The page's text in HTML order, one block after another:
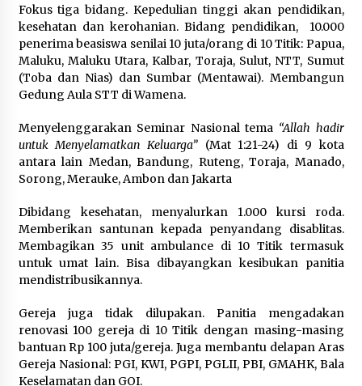
Fokus tiga bidang. Kepedulian tinggi akan pendidikan,
kesehatan dan kerohanian. Bidang pendidikan, 10.000
penerima beasiswa senilai 10 juta/orang di 10 Titik: Papua,
Maluku, Maluku Utara, Kalbar, Toraja, Sulut, NTT, Sumut
(Toba dan Nias) dan Sumbar (Mentawai). Membangun
Gedung Aula STT di Wamena.
Menyelenggarakan Seminar Nasional tema “Allah hadir
untuk Menyelamatkan Keluarga”(Mat 1:21-24) di 9 kota
antara lain Medan, Bandung, Ruteng, Toraja, Manado,
Sorong, Merauke, Ambon dan Jakarta
Dibidang kesehatan, menyalurkan 1.000 kursi roda.
Memberikan santunan kepada penyandang disablitas.
Membagikan 35 unit ambulance di 10 Titik termasuk
untuk umat lain. Bisa dibayangkan kesibukan panitia
mendistribusikannya.
Gereja juga tidak dilupakan. Panitia mengadakan
renovasi 100 gereja di 10 Titik dengan masing-masing
bantuan Rp 100 juta/gereja. Juga membantu delapan Aras
Gereja Nasional: PGI, KWI, PGPI, PGLII, PBI, GMAHK, Bala
Keselamatan dan GOI.